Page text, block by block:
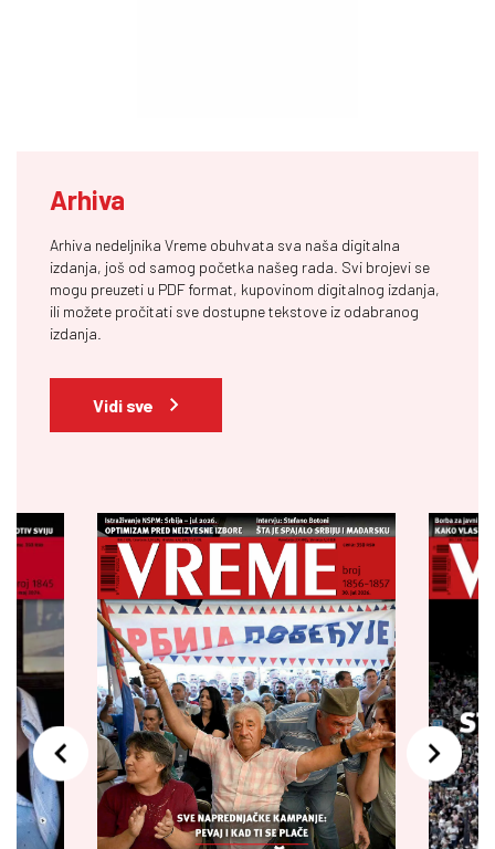
Arhiva
Arhiva nedeljnika Vreme obuhvata sva naša digitalna
izdanja, još od samog početka našeg rada. Svi brojevi se
mogu preuzeti u PDF format, kupovinom digitalnog izdanja,
ili možete pročitati sve dostupne tekstove iz odabranog
izdanja.
Vidi sve